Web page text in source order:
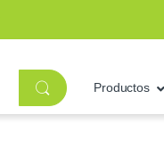
Productos